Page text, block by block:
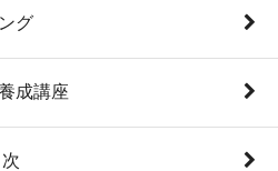
グ
成講座